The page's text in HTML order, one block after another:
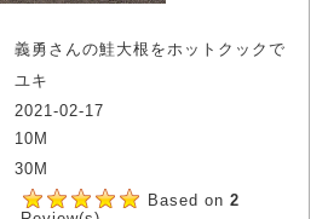
義勇さんの鮭大根をホットクックで
ユキ
2021-02-17
10M
30M
Based on 2